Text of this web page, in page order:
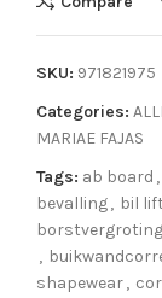
SKU: 971821975
Categories:
MARIAE FAJAS
Tags: ab board ,
bevalling, bil lift
borstvergroting
,
shapewear,